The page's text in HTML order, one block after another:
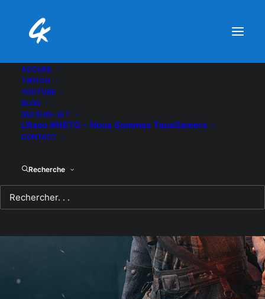
ACCUEIL
TWITCH
YOUTUBE
BLOG
QUI SUIS-JE ?
L’Asso #NSTG – Nous Sommes TousGamers
CONTACT
Recherche